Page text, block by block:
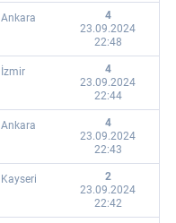
Ankara
4
23.09.2024
22:48
İzmir
4
23.09.2024
22:44
Ankara
4
23.09.2024
22:43
Kayseri
2
23.09.2024
22:42